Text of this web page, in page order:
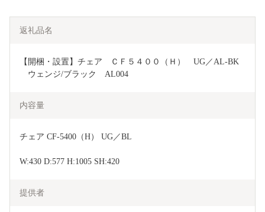
返礼品名
【開梱・設置】チェア　ＣＦ５４００（Ｈ）　UG／AL-BK
ウェンジ/ブラック　AL004
内容量
チェア CF-5400（H） UG／BL
W:430 D:577 H:1005 SH:420
提供者